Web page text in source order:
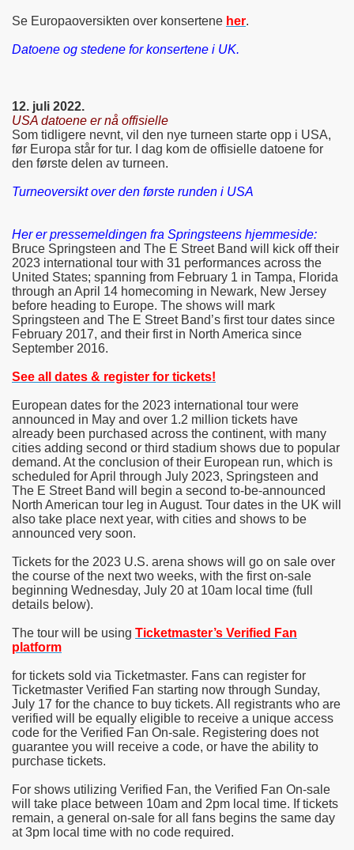
Se Europaoversikten over konsertene her.
Datoene og stedene for konsertene i UK.
12. juli 2022.
USA datoene er nå offisielle
Som tidligere nevnt, vil den nye turneen starte opp i USA,
før Europa står for tur. I dag kom de offisielle datoene for
den første delen av turneen.
Turneoversikt over den første runden i USA
Her er pressemeldingen fra Springsteens hjemmeside:
Bruce Springsteen and The E Street Band will kick off their
2023 international tour with 31 performances across the
United States; spanning from February 1 in Tampa, Florida
through an April 14 homecoming in Newark, New Jersey
before heading to Europe. The shows will mark
Springsteen and The E Street Band’s first tour dates since
February 2017, and their first in North America since
September 2016.
See all dates & register for tickets!
European dates for the 2023 international tour were
announced in May and over 1.2 million tickets have
already been purchased across the continent, with many
cities adding second or third stadium shows due to popular
demand. At the conclusion of their European run, which is
scheduled for April through July 2023, Springsteen and
The E Street Band will begin a second to-be-announced
North American tour leg in August. Tour dates in the UK will
also take place next year, with cities and shows to be
announced very soon.
Tickets for the 2023 U.S. arena shows will go on sale over
the course of the next two weeks, with the first on-sale
beginning Wednesday, July 20 at 10am local time (full
details below).
The tour will be using Ticketmaster’s Verified Fan
platform
for tickets sold via Ticketmaster. Fans can register for
Ticketmaster Verified Fan starting now through Sunday,
July 17 for the chance to buy tickets. All registrants who are
verified will be equally eligible to receive a unique access
code for the Verified Fan On-sale. Registering does not
guarantee you will receive a code, or have the ability to
purchase tickets.
For shows utilizing Verified Fan, the Verified Fan On-sale
will take place between 10am and 2pm local time. If tickets
remain, a general on-sale for all fans begins the same day
at 3pm local time with no code required.